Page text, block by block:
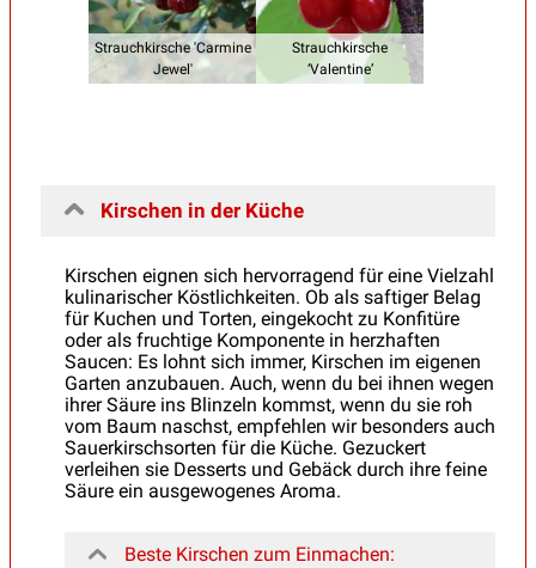
Strauchkirsche 'Carmine
Jewel'
Strauchkirsche
‘Valentine’
Kirschen in der Küche
Kirschen eignen sich hervorragend für eine Vielzahl
kulinarischer Köstlichkeiten. Ob als saftiger Belag
für Kuchen und Torten, eingekocht zu Konfitüre
oder als fruchtige Komponente in herzhaften
Saucen: Es lohnt sich immer, Kirschen im eigenen
Garten anzubauen. Auch, wenn du bei ihnen wegen
ihrer Säure ins Blinzeln kommst, wenn du sie roh
vom Baum naschst, empfehlen wir besonders auch
Sauerkirschsorten für die Küche. Gezuckert
verleihen sie Desserts und Gebäck durch ihre feine
Säure ein ausgewogenes Aroma.
Beste Kirschen zum Einmachen: